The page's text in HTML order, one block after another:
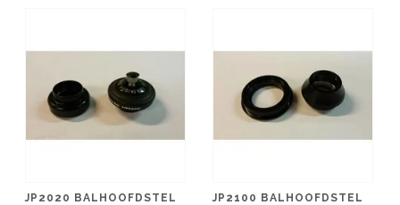
JP2020 BALHOOFDSTEL
JP2100 BALHOOFDSTEL